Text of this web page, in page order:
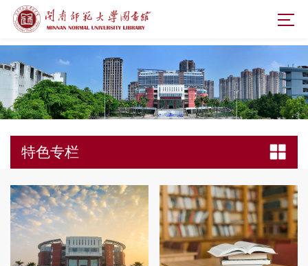
特色专栏